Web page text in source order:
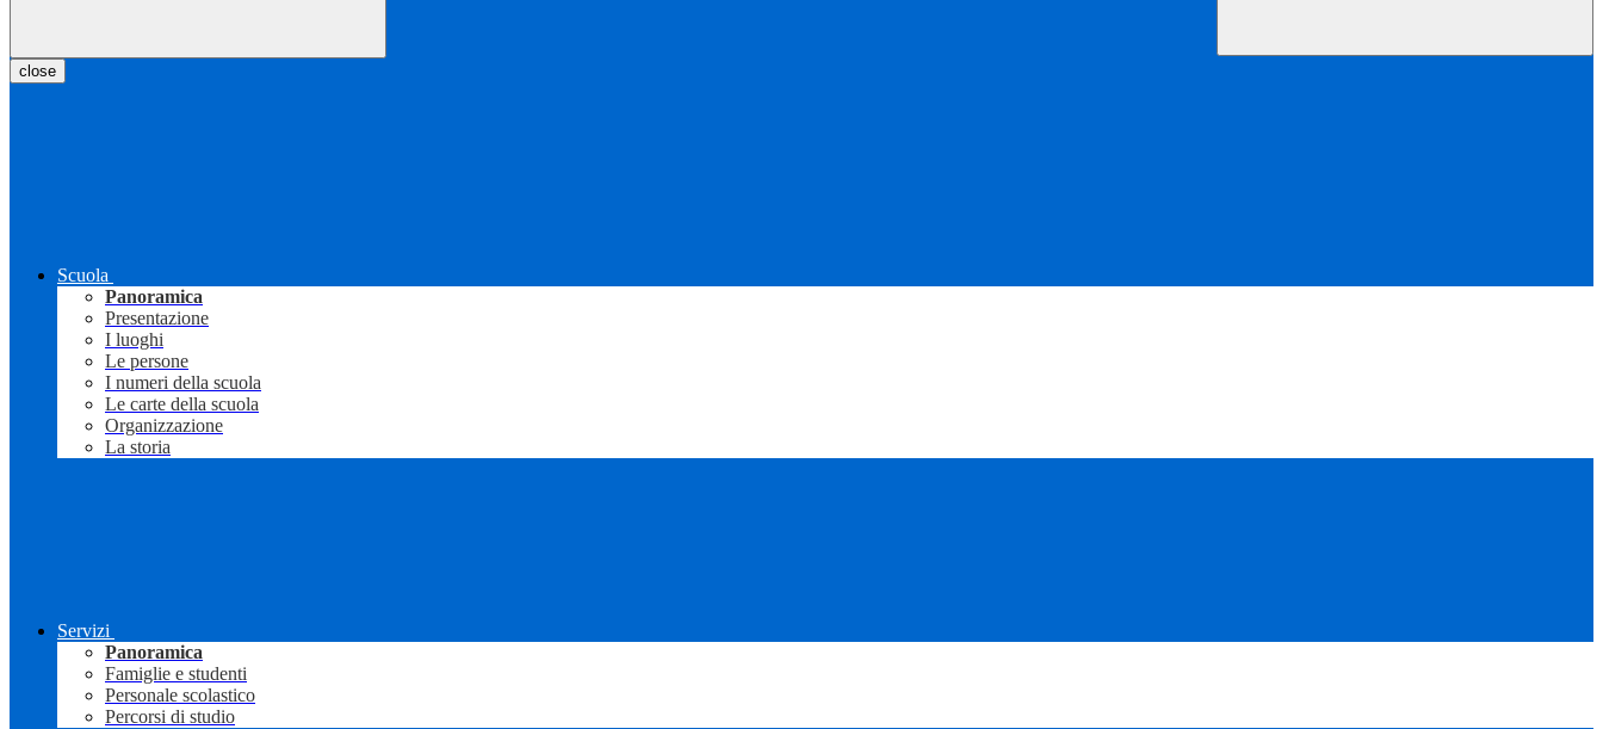
close
Scuola
Panoramica
Presentazione
I luoghi
Le persone
I numeri della scuola
Le carte della scuola
Organizzazione
La storia
Servizi
Panoramica
Famiglie e studenti
Personale scolastico
Percorsi di studio